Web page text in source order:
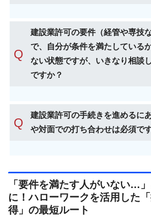
Q
建設業許可の要件（経管や専技
で、自分が条件を満たしている
ない状態ですが、いきなり相談
ですか？
Q
建設業許可の手続きを進めるに
や対面での打ち合わせは必須で
「要件を満たす人がいない…
に！ハローワークを活用した
得」の最短ルート